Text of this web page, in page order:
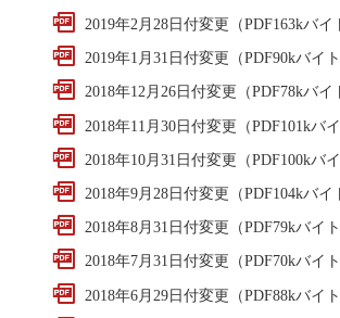
2019年2月28日付変更（PDF163kバイ
2019年1月31日付変更（PDF90kバイト
2018年12月26日付変更（PDF78kバイ
2018年11月30日付変更（PDF101kバイ
2018年10月31日付変更（PDF100kバイ
2018年9月28日付変更（PDF104kバイ
2018年8月31日付変更（PDF79kバイト
2018年7月31日付変更（PDF70kバイト
2018年6月29日付変更（PDF88kバイト